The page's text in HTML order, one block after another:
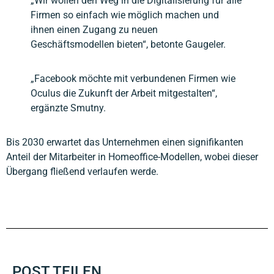
Firmen so einfach wie möglich machen und
ihnen einen Zugang zu neuen
Geschäftsmodellen bieten“, betonte Gaugeler.
„Facebook möchte mit verbundenen Firmen wie
Oculus die Zukunft der Arbeit mitgestalten“,
ergänzte Smutny.
Bis 2030 erwartet das Unternehmen einen signifikanten
Anteil der Mitarbeiter in Homeoffice-Modellen, wobei dieser
Übergang fließend verlaufen werde.